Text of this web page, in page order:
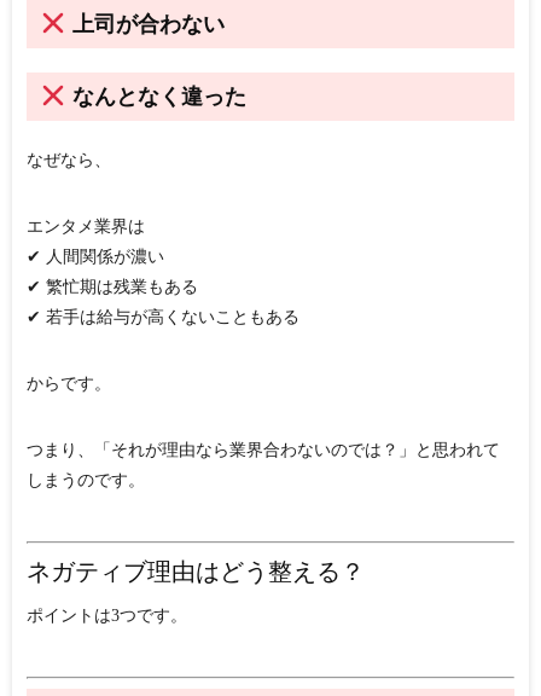
上司が合わない
なんとなく違った
なぜなら、
エンタメ業界は
✔ 人間関係が濃い
✔ 繁忙期は残業もある
✔ 若手は給与が高くないこともある
からです。
つまり、「それが理由なら業界合わないのでは？」と思われて
しまうのです。
ネガティブ理由はどう整える？
ポイントは3つです。